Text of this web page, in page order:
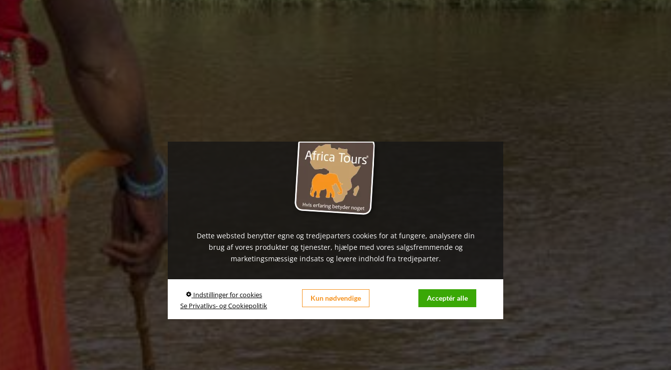
Dette websted benytter egne og tredjeparters cookies for at fungere, analysere din
brug af vores produkter og tjenester, hjælpe med vores salgsfremmende og
marketingsmæssige indsats og levere indhold fra tredjeparter.
Indstillinger for cookies
Se Privatlivs- og Cookiepolitik
Kun nødvendige Acceptér alle